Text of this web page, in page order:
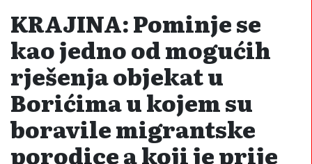
KRAJINA: Pominje se
kao jedno od mogućih
rješenja objekat u
Borićima u kojem su
boravile migrantske
porodice a koji je prije